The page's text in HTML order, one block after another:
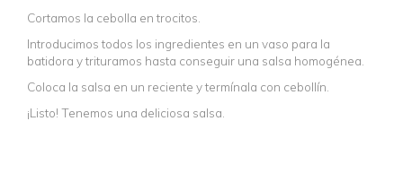
Cortamos la cebolla en trocitos.
Introducimos todos los ingredientes en un vaso para la
batidora y trituramos hasta conseguir una salsa homogénea.
Coloca la salsa en un reciente y termínala con cebollín.
¡Listo! Tenemos una deliciosa salsa.